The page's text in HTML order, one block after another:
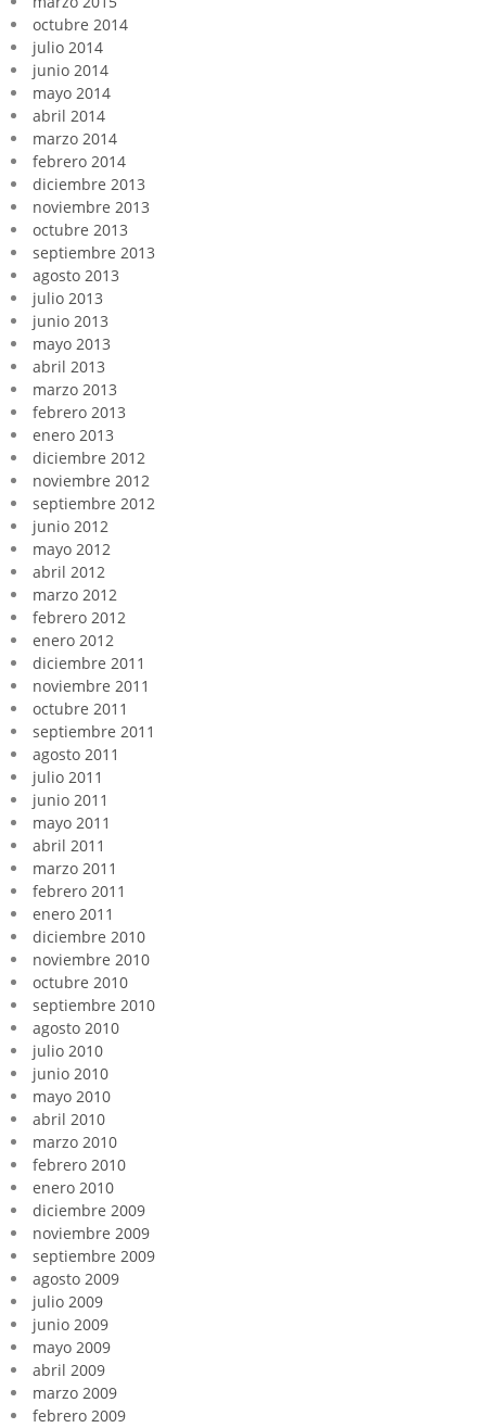
octubre 2014
julio 2014
junio 2014
mayo 2014
abril 2014
marzo 2014
febrero 2014
diciembre 2013
noviembre 2013
octubre 2013
septiembre 2013
agosto 2013
julio 2013
junio 2013
mayo 2013
abril 2013
marzo 2013
febrero 2013
enero 2013
diciembre 2012
noviembre 2012
septiembre 2012
junio 2012
mayo 2012
abril 2012
marzo 2012
febrero 2012
enero 2012
diciembre 2011
noviembre 2011
octubre 2011
septiembre 2011
agosto 2011
julio 2011
junio 2011
mayo 2011
abril 2011
marzo 2011
febrero 2011
enero 2011
diciembre 2010
noviembre 2010
octubre 2010
septiembre 2010
agosto 2010
julio 2010
junio 2010
mayo 2010
abril 2010
marzo 2010
febrero 2010
enero 2010
diciembre 2009
noviembre 2009
septiembre 2009
agosto 2009
julio 2009
junio 2009
mayo 2009
abril 2009
marzo 2009
febrero 2009